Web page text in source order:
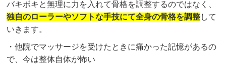
バキボキと無理に力を入れて骨格を調整するのではなく、
独自のローラーやソフトな手技にて全身の骨格を調整して
いきます。
・他院でマッサージを受けたときに痛かった記憶があるの
で、今は整体自体が怖い